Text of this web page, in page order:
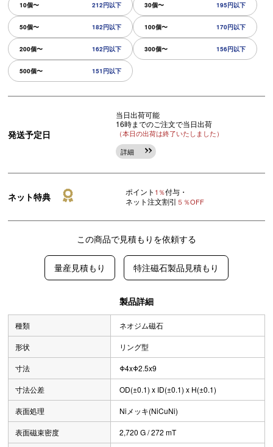
10個〜 212円以下 30個〜 195円以下
50個〜 182円以下 100個〜 170円以下
200個〜 162円以下 300個〜 156円以下
500個〜 151円以下
発送予定日
当日出荷可能
16時までのご注文で当日出荷
（本日の出荷は終了いたしました）
詳細
ネット特典 ポイント 1％付与・
ネット注文割引 ５％OFF
この商品で見積もりを依頼する
量産見積もり 特注磁石製品見積もり
製品詳細
種類 ネオジム磁石
形状 リング型
寸法 Φ4xΦ2.5x9
寸法公差 OD(±0.1) x ID(±0.1) x H(±0.1)
表面処理 Niメッキ(NiCuNi)
表面磁束密度 2,720 G / 272 mT